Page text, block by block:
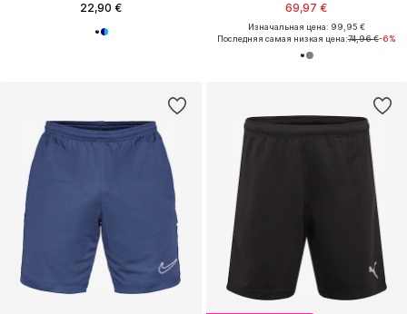
22,90 € 69,97 €
Изначальная цена: 99,95 €
Последняя самая низкая цена:74,96 €-6%